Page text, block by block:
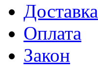
Доставка
Оплата
Закон